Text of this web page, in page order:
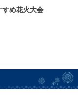
すめ花火大会